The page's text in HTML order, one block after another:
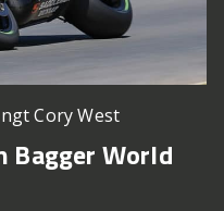
Cory West
Bagger World